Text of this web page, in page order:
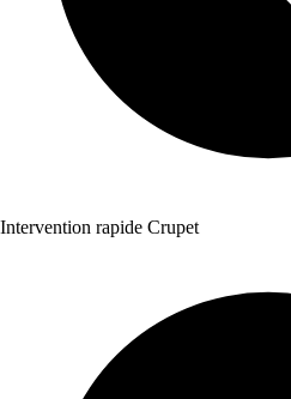
Intervention rapide Crupet